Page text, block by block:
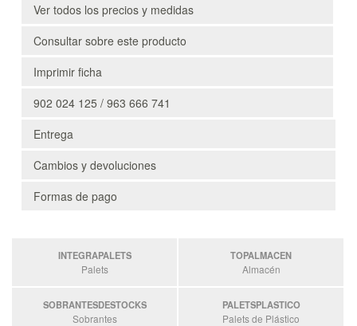
Ver todos los precios y medidas
Consultar sobre este producto
Imprimir ficha
902 024 125 / 963 666 741
Entrega
Cambios y devoluciones
Formas de pago
INTEGRAPALETS
Palets
TOPALMACEN
Almacén
SOBRANTESDESTOCKS
Sobrantes
PALETSPLASTICO
Palets de Plástico